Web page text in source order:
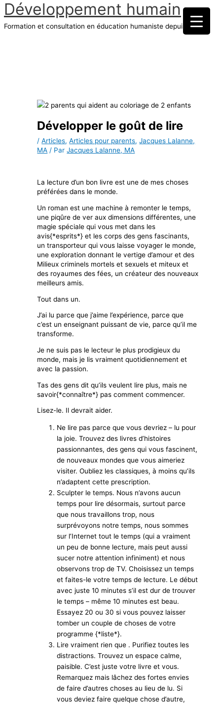
Aller
au
contenu
Développement humain
Formation et consultation en éducation humaniste depuis 1970
Développer le goût de lire
/Articles,Articles pour parents,Jacques Lalanne,
MA / ParJacques Lalanne, MA
La lecture d’un bon livre est une de mes choses
préférées dans le monde.
Un roman est une machine à remonter le temps,
une piqûre de ver aux dimensions différentes, une
magie spéciale qui vous met dans les
avis{*esprits*} et les corps des gens fascinants,
un transporteur qui vous laisse voyager le monde,
une exploration donnant le vertige d’amour et des
Milieux criminels mortels et sexuels et miteux et
des royaumes des fées, un créateur des nouveaux
meilleurs amis.
Tout dans un.
J’ai lu parce que j’aime l’expérience, parce que
c’est un enseignant puissant de vie, parce qu’il me
transforme.
Je ne suis pas le lecteur le plus prodigieux du
monde, mais je lis vraiment quotidiennement et
avec la passion.
Tas des gens dit qu’ils veulent lire plus, mais ne
savoir{*connaître*} pas comment commencer.
Lisez-le. Il devrait aider.
Ne lire pas parce que vous devriez – lu pour
la joie. Trouvez des livres d’histoires
passionnantes, des gens qui vous fascinent,
de nouveaux mondes que vous aimeriez
visiter. Oubliez les classiques, à moins qu’ils
n’adaptent cette prescription.
Sculpter le temps. Nous n’avons aucun
temps pour lire désormais, surtout parce
que nous travaillons trop, nous
surprévoyons notre temps, nous sommes
sur l’Internet tout le temps (qui a vraiment
un peu de bonne lecture, mais peut aussi
sucer notre attention infiniment) et nous
observons trop de TV. Choisissez un temps
et faites-le votre temps de lecture. Le début
avec juste 10 minutes s’il est dur de trouver
le temps – même 10 minutes est beau.
Essayez 20 ou 30 si vous pouvez laisser
tomber un couple de choses de votre
programme {*liste*}.
Lire vraiment rien que . Purifiez toutes les
distractions. Trouvez un espace calme,
paisible. C’est juste votre livre et vous.
Remarquez mais lâchez des fortes envies
de faire d’autres choses au lieu de lu. Si
vous deviez faire quelque chose d’autre,